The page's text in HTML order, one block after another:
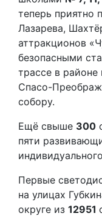
теперь приятно
Лазарева,
аттракционов
безопасными
трассе в районе
Спасо-
собору.
Ещё свыше 300
пяти
Первые
на улицах
округе из 12951